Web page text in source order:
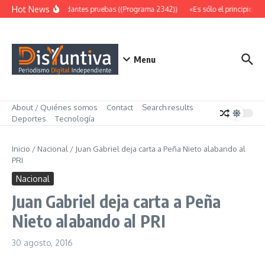
Saltar al contenido
Hot NewsAbundantes pruebas ((Programa 2342)) «Es sólo el principio»
Menu
About / Quiénes somos Contact
Search results
Deportes
Tecnología
Inicio / Nacional / Juan Gabriel deja carta a Peña Nieto alabando al
PRI
Nacional
Juan Gabriel deja carta a Peña
Nieto alabando al PRI
30 agosto, 2016